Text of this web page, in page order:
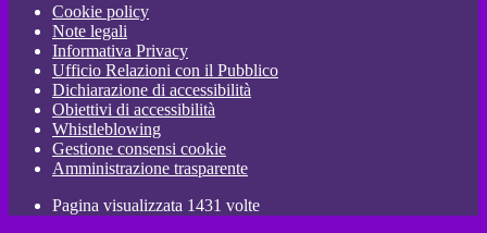
Cookie policy
Note legali
Informativa Privacy
Ufficio Relazioni con il Pubblico
Dichiarazione di accessibilità
Obiettivi di accessibilità
Whistleblowing
Gestione consensi cookie
Amministrazione trasparente
Pagina visualizzata 1431 volte